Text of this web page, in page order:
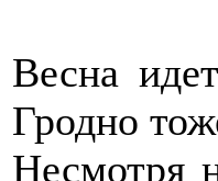
Весна
Гродно
Несмотря